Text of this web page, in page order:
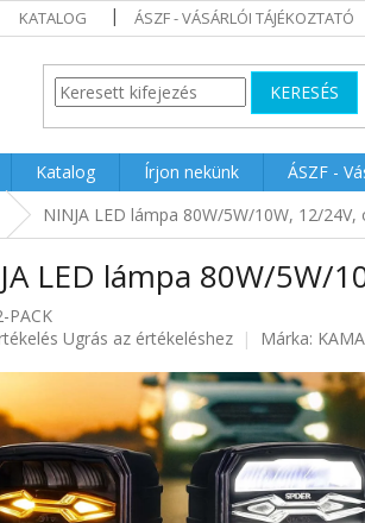
KATALOG ÁSZF - VÁSÁRLÓI TÁJÉKOZTATÓ
KERESÉS
Katalog Írjon nekünk
ÁSZF -
NINJA LED lámpa 80W/5W/10W, 12/24V,
LED lámpa 80W/5W/
PACK
Ugrás az értékeléshez Márka: